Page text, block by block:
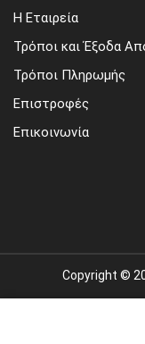
Η Εταιρεία
Τρόποι και Έξοδα
Τρόποι Πληρωμής
Επιστροφές
Επικοινωνία
Copyright ©